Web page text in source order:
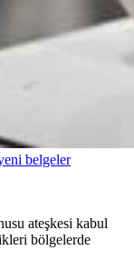
belgeler
ateşkesi kabul
bölgelerde